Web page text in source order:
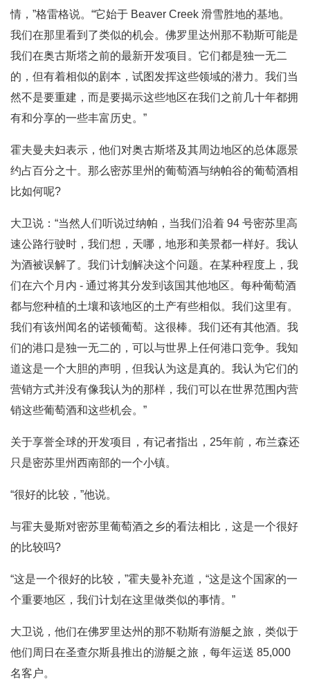
情，”格雷格说。“它始于 Beaver Creek 滑雪胜地的基地。
我们在那里看到了类似的机会。佛罗里达州那不勒斯可能是
我们在奥古斯塔之前的最新开发项目。它们都是独一无二
的，但有着相似的剧本，试图发挥这些领域的潜力。我们当
然不是要重建，而是要揭示这些地区在我们之前几十年都拥
有和分享的一些丰富历史。”
霍夫曼夫妇表示，他们对奥古斯塔及其周边地区的总体愿景
约占百分之十。那么密苏里州的葡萄酒与纳帕谷的葡萄酒相
比如何呢?
大卫说：“当然人们听说过纳帕，当我们沿着 94 号密苏里高
速公路行驶时，我们想，天哪，地形和美景都一样好。我认
为酒被误解了。我们计划解决这个问题。在某种程度上，我
们在六个月内 - 通过将其分发到该国其他地区。每种葡萄酒
都与您种植的土壤和该地区的土产有些相似。我们这里有。
我们有该州闻名的诺顿葡萄。这很棒。我们还有其他酒。我
们的港口是独一无二的，可以与世界上任何港口竞争。我知
道这是一个大胆的声明，但我认为这是真的。我认为它们的
营销方式并没有像我认为的那样，我们可以在世界范围内营
销这些葡萄酒和这些机会。”
关于享誉全球的开发项目，有记者指出，25年前，布兰森还
只是密苏里州西南部的一个小镇。
“很好的比较，”他说。
与霍夫曼斯对密苏里葡萄酒之乡的看法相比，这是一个很好
的比较吗?
“这是一个很好的比较，”霍夫曼补充道，“这是这个国家的一
个重要地区，我们计划在这里做类似的事情。”
大卫说，他们在佛罗里达州的那不勒斯有游艇之旅，类似于
他们周日在圣查尔斯县推出的游艇之旅，每年运送 85,000
名客户。